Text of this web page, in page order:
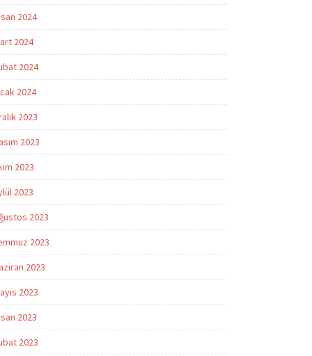
2024
2024
2024
2024
2023
2023
2023
2023
2023
2023
2023
2023
2023
2023